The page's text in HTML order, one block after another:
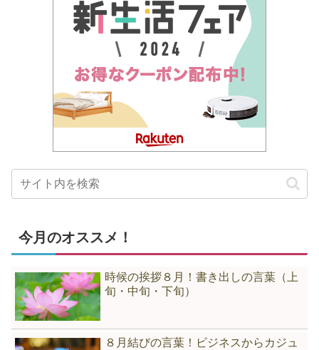
今月のオススメ！
時候の挨拶８月！書き出しの言葉（上
旬・中旬・下旬）
８月結びの言葉！ビジネスからカジュ